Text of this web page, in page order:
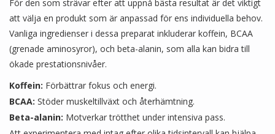
För den som strävar efter att uppnå bästa resultat är det viktigt
att välja en produkt som är anpassad för ens individuella behov.
Vanliga ingredienser i dessa preparat inkluderar koffein, BCAA
(grenade aminosyror), och beta-alanin, som alla kan bidra till
ökade prestationsnivåer.
Koffein: Förbättrar fokus och energi.
BCAA: Stöder muskeltillväxt och återhämtning.
Beta-alanin: Motverkar trötthet under intensiva pass.